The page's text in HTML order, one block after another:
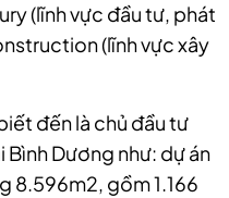
(lĩnh vực đầu tư, phát
(lĩnh vực xây
đến là chủ đầu tư
Dương như: dự án
8.596m2, gồm 1.166